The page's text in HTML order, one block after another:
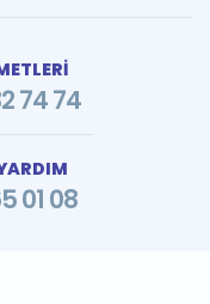
74 74
01 08